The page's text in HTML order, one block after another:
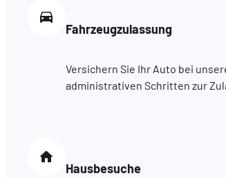
Fahrzeugzulassung
Versichern Sie Ihr Auto bei
administrativen Schritten zur
Hausbesuche